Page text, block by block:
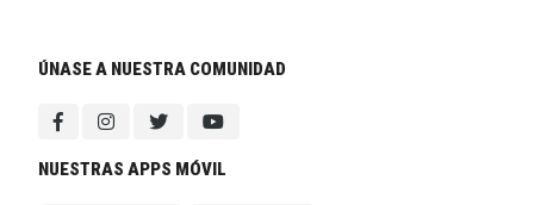
ÚNASE A NUESTRA COMUNIDAD
NUESTRAS APPS MÓVIL